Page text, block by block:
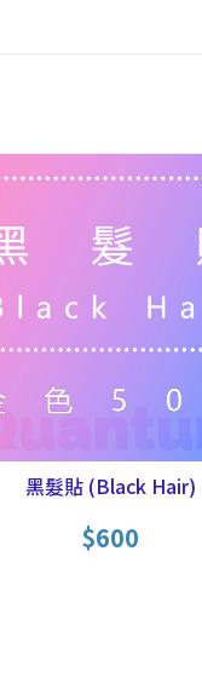
黑髮貼 (Black Hair)
$600